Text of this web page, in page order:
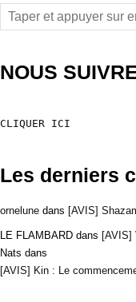
NOUS
CLIQUER ICI
Les derniers
ornelune dans [AVIS]
LE FLAMBARD dans [AVIS]
Nats dans
[AVIS] Kin : Le